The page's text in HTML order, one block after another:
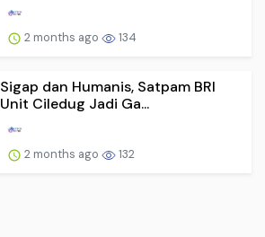
2 months ago 134
Sigap dan Humanis, Satpam BRI
Unit Ciledug Jadi Ga...
2 months ago 132